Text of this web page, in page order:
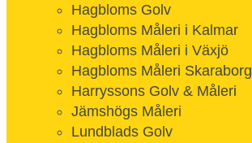
Hagbloms Golv
Hagbloms Måleri i Kalmar
Hagbloms Måleri i Växjö
Hagbloms Måleri Skaraborg
Harryssons Golv & Måleri
Jämshögs Måleri
Lundblads Golv